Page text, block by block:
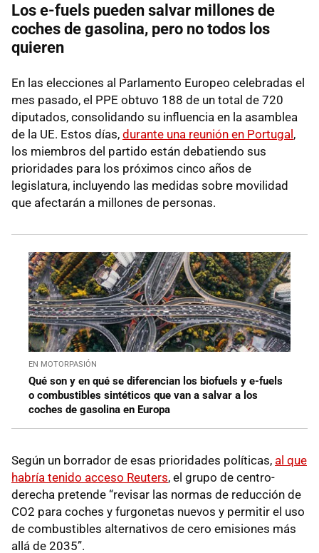
Los e-fuels pueden salvar millones de
coches de gasolina, pero no todos los
quieren
En las elecciones al Parlamento Europeo celebradas el
mes pasado, el PPE obtuvo 188 de un total de 720
diputados, consolidando su influencia en la asamblea
de la UE. Estos días, durante una reunión en Portugal,
los miembros del partido están debatiendo sus
prioridades para los próximos cinco años de
legislatura, incluyendo las medidas sobre movilidad
que afectarán a millones de personas.
EN MOTORPASIÓN
Qué son y en qué se diferencian los biofuels y e-fuels
o combustibles sintéticos que van a salvar a los
coches de gasolina en Europa
Según un borrador de esas prioridades políticas, al que
habría tenido acceso Reuters, el grupo de centro-
derecha pretende “revisar las normas de reducción de
CO2 para coches y furgonetas nuevos y permitir el uso
de combustibles alternativos de cero emisiones más
allá de 2035”.